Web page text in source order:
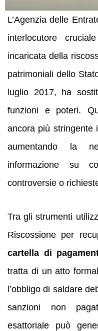
L’Agenzia delle
interlocutore
incaricata della
patrimoniali dello
luglio 2017, ha
funzioni e poteri.
ancora più stringente
aumentando la
informazione su
controversie o
Tra gli strumenti
Riscossione per
cartella di
tratta di un atto
l’obbligo di saldare
sanzioni non
esattoriale può